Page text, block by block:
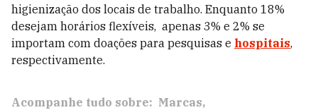
higienização dos locais de trabalho. Enquanto 18%
desejam horários flexíveis, apenas 3% e 2% se
importam com doações para pesquisas e hospitais,
respectivamente.
Acompanhe tudo sobre: Marcas